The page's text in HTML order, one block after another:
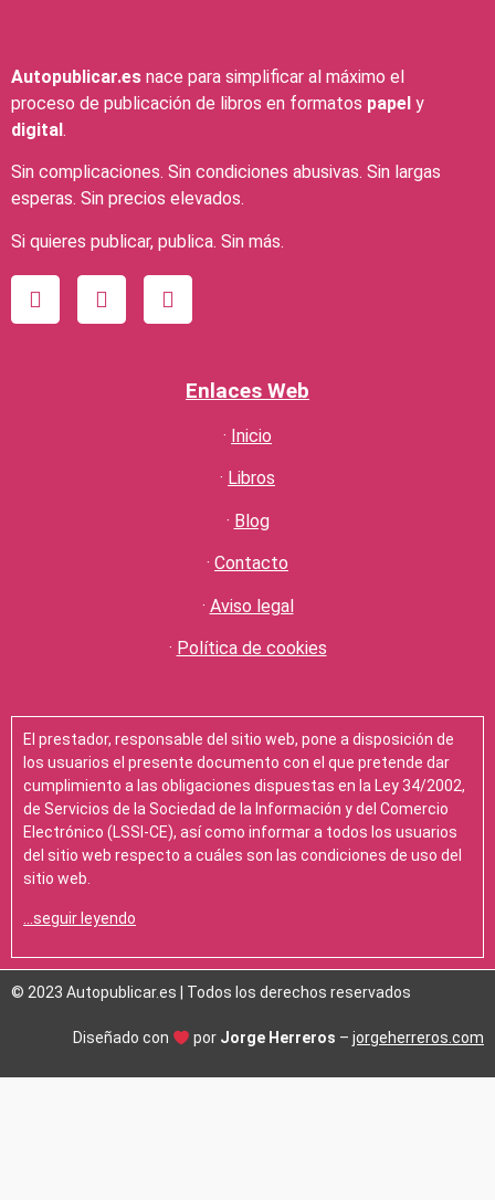
Autopublicar.es nace para simplificar al máximo el
proceso de publicación de libros en formatos papel y
digital.
Sin complicaciones. Sin condiciones abusivas. Sin largas
esperas. Sin precios elevados.
Si quieres publicar, publica. Sin más.
Enlaces Web
· Inicio
· Libros
· Blog
· Contacto
· Aviso legal
· Política de cookies
El prestador, responsable del sitio web, pone a disposición de
los usuarios el presente documento con el que pretende dar
cumplimiento a las obligaciones dispuestas en la Ley 34/2002,
de Servicios de la Sociedad de la Información y del Comercio
Electrónico (LSSI-CE), así como informar a todos los usuarios
del sitio web respecto a cuáles son las condiciones de uso del
sitio web.
…seguir leyendo
© 2023 Autopublicar.es | Todos los derechos reservados
Diseñado con por Jorge Herreros – jorgeherreros.com